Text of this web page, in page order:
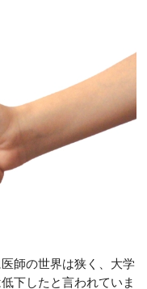
師の世界は狭く、大学
下したと言われていま